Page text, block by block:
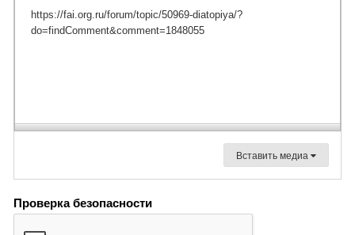
Вставить медиа
Проверка безопасности